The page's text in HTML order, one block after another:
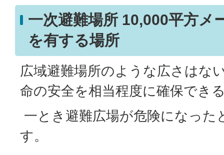
一次避難場所 10,000平方メ
を有する場所
広域避難場所のような広さはな
命の安全を相当程度に確保でき
一とき避難広場が危険になった
す。